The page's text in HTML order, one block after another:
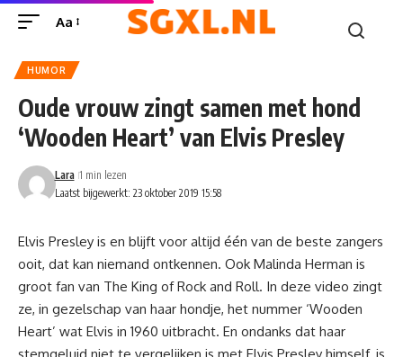
Aa
HUMOR
Oude vrouw zingt samen met hond
‘Wooden Heart’ van Elvis Presley
Laatst bijgewerkt: 23 oktober 2019 15:58
Lara 1 min lezen
Elvis Presley is en blijft voor altijd één van de beste zangers
ooit, dat kan niemand ontkennen. Ook Malinda Herman is
groot fan van The King of Rock and Roll. In deze video zingt
ze, in gezelschap van haar hondje, het nummer ‘Wooden
Heart’ wat Elvis in 1960 uitbracht. En ondanks dat haar